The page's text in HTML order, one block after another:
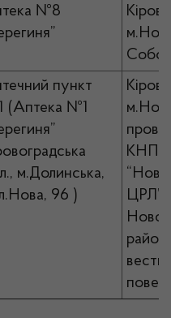
№8
пункт
(Аптека №1
м.Долинська,
96 )
КНП
ЦРЛ”